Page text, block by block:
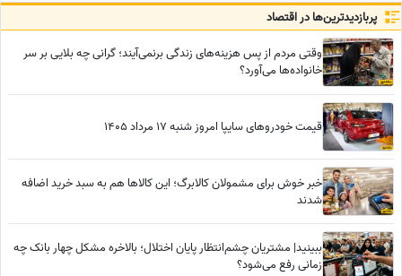
پربازدید‌ترین‌ها در اقتصاد
وقتی مردم از پس هزینه‌های زندگی برنمی‌آیند؛ گرانی چه بلایی بر سر
خانواده‌ها می‌آورد؟
قیمت خودرو‌های سایپا امروز شنبه 17 مرداد 1405
خبر خوش برای مشمولان کالابرگ؛ این کالاها هم به سبد خرید اضافه
شدند
ببینید| مشتریان چشم‌انتظار پایان اختلال؛ بالاخره مشکل چهار بانک چه
زمانی رفع می‌شود؟